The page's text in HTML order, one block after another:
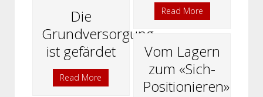
Read More
Die
Grundversorgung
ist gefärdet
Read More
Vom Lagern
zum «Sich-
Positionieren»